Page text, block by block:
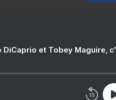
DiCaprio et Tobey Maguire,